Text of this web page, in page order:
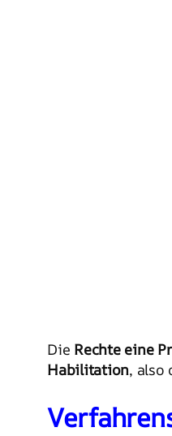
Die Rechte eine
Habilitation, also